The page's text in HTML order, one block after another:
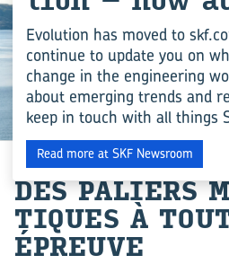
INDUSTRY
DES PA­LIERS
TIQUES À
ÉPREUVE
Evolution has moved to
continue to update you on
change in the engineering
about emerging trends and
keep in touch with all things
Read more at SKF Newsroom